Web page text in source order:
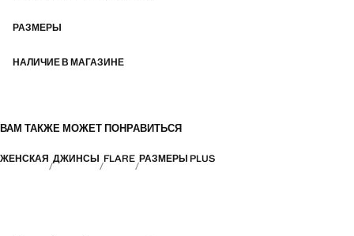
РАЗМЕРЫ
НАЛИЧИЕ В МАГАЗИНЕ
ВАМ ТАКЖЕ МОЖЕТ ПОНРАВИТЬСЯ
ЖЕНСКАЯ ДЖИНСЫ FLARE РАЗМЕРЫ PLUS